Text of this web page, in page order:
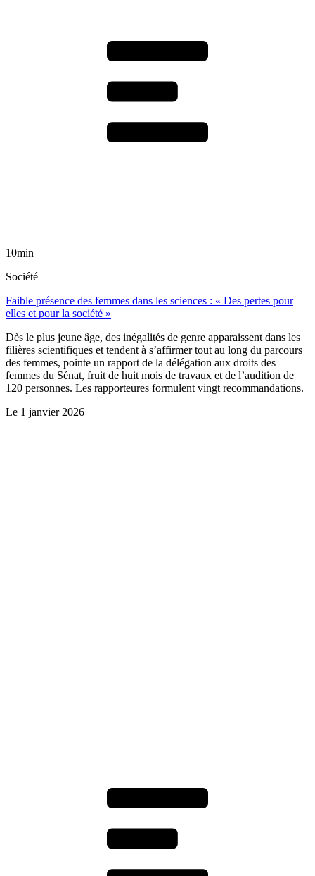
10min
Société
Faible présence des femmes dans les sciences : « Des pertes pour
elles et pour la société »
Dès le plus jeune âge, des inégalités de genre apparaissent dans les
filières scientifiques et tendent à s’affirmer tout au long du parcours
des femmes, pointe un rapport de la délégation aux droits des
femmes du Sénat, fruit de huit mois de travaux et de l’audition de
120 personnes. Les rapporteures formulent vingt recommandations.
Le 1 janvier 2026